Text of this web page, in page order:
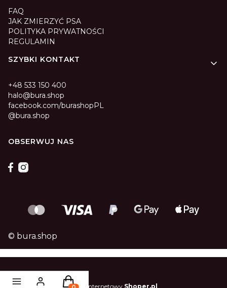
FAQ
JAK ZMIERZYĆ PSA
POLITYKA PRYWATNOŚCI
REGULAMIN
SZYBKI KONTAKT
+48 533 150 400
halo@bura.shop
facebook.com/burashopPL
@bura.shop
OBSERWUJ NAS
© bura.shop
Sklep internetowy Shoper.pl
Produkty w koszyku: 0. Zobacz szczegóły